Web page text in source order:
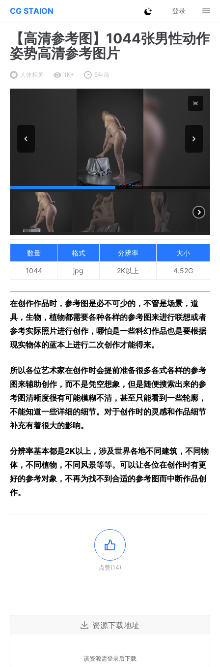
CG STAION 登录
【高清参考图】1044张男性动作
姿势高清参考图片
人体相关 1K+ 5年前
数量 格式 分辨率 大小
1044 jpg 2K以上 4.52G
在创作作品时，参考图是必不可少的，不管是场景，道
具，生物，植物都需要各种各样的参考图来进行联想或者
参考实际照片进行创作，哪怕是一些科幻作品也是要根据
现实物体的蓝本上进行二次创作才能得来。
所以各位艺术家在创作时会提前准备很多各式各样的参考
图来辅助创作，而不是凭空想象，但是随便搜索出来的参
考图清晰度很有可能模糊不清，甚至只能看到一些轮廓，
不能知道一些详细的细节。对于创作时的灵感和作品细节
补充有着很大的影响。
分辨率基本都是2K以上，涉及世界各地不同建筑，不同物
体，不同植物，不同风景等等。可以让各位在创作时有更
好的参考对象，不再为找不到合适的参考图而中断作品创
作。
点赞(14)
资源下载地址
该资源需登录后下载